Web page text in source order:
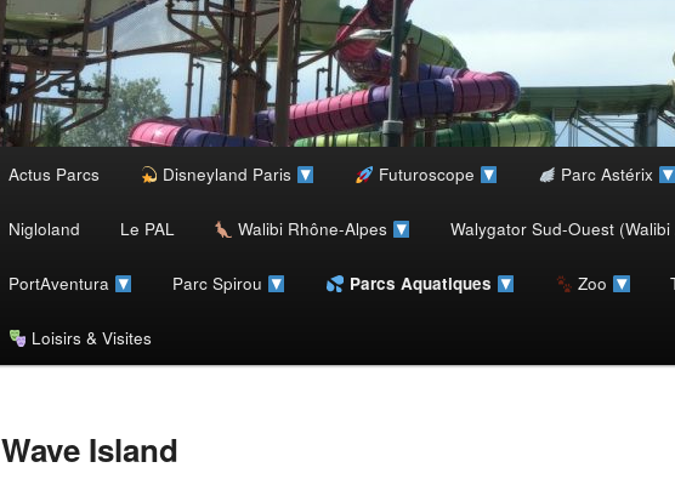
Aller
Actus Parcs Disneyland Paris Futuroscope Parc Astérix
Nigloland Le PAL Walibi Rhône-Alpes Walygator Sud-Ouest (Walibi
PortAventura Parc Spirou Parcs Aquatiques Zoo
Loisirs & Visites
Wave Island